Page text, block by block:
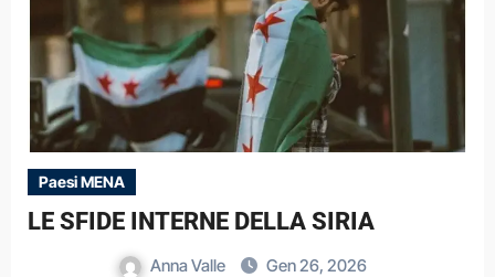
Paesi MENA
LE SFIDE INTERNE DELLA SIRIA
Anna Valle Gen 26, 2026